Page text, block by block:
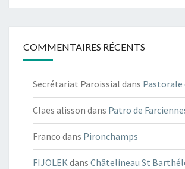
COMMENTAIRES RÉCENTS
Secrétariat Paroissial dans Pastorale
Claes alisson dans Patro de
Franco dans Pironchamps
FIJOLEK dans Châtelineau St